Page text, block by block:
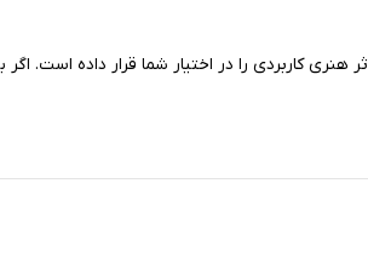
هنری کاربردی را در اختیار شما قرار داده